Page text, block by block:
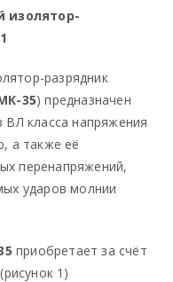
изолятор-
разрядник
35) предназначен
ВЛ класса напряжения
а также её
перенапряжений,
ударов молнии
приобретает за счёт
1)